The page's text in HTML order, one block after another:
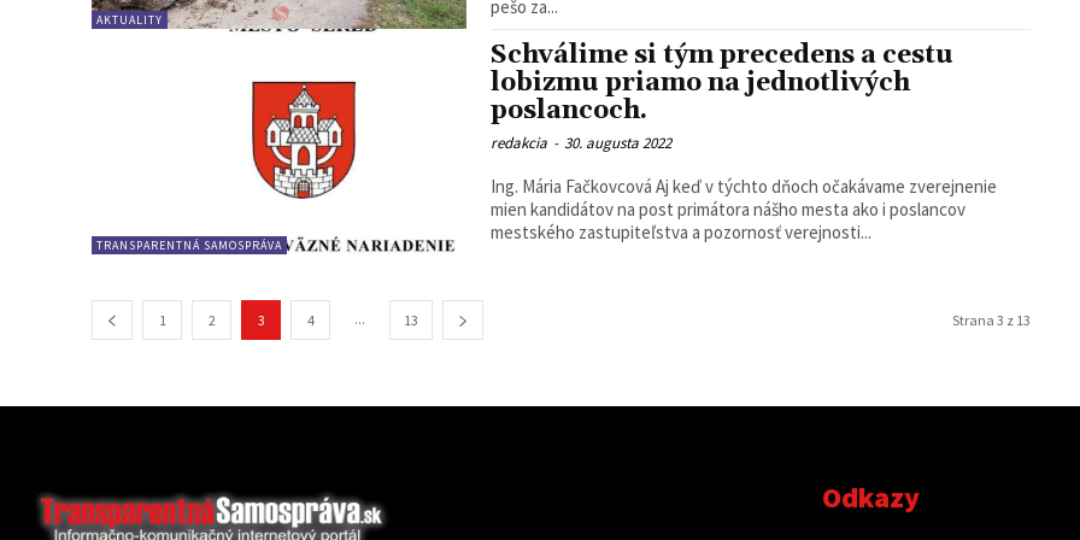
AKTUALITY
pešo za...
TRANSPARENTNÁ SAMOSPRÁVA
Schválime si tým precedens a cestu
lobizmu priamo na jednotlivých
poslancoch.
redakcia - 30. augusta 2022
Ing. Mária Fačkovcová Aj keď v týchto dňoch očakávame zverejnenie
mien kandidátov na post primátora nášho mesta ako i poslancov
mestského zastupiteľstva a pozornosť verejnosti...
1 2 3 4 ... 13 Strana 3 z 13
Odkazy